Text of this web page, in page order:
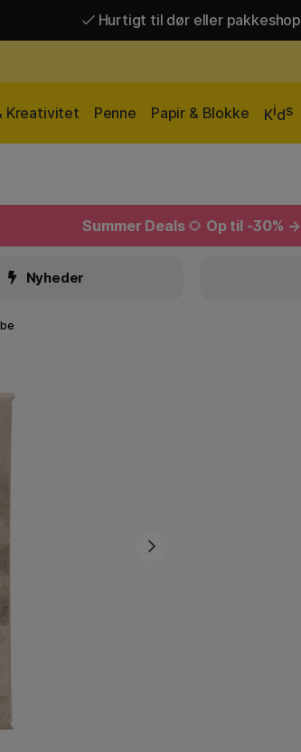
Hurtigt til dør eller pakkeshop
Kreativitet Penne Papir & Blokke Kids
Summer Deals 🌻 Op til -30% →
Nyheder